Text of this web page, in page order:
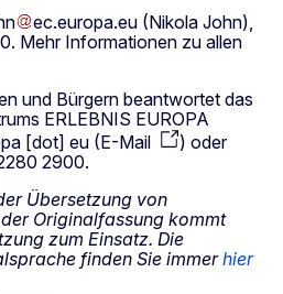
ec.europa.eu (Nikola John),
Mehr Informationen zu allen
und Bürgern beantwortet das
ERLEBNIS EUROPA
[dot] eu (E-Mail ) oder
2900.
Übersetzung von
Originalfassung kommt
zum Einsatz. Die
finden Sie immerhier